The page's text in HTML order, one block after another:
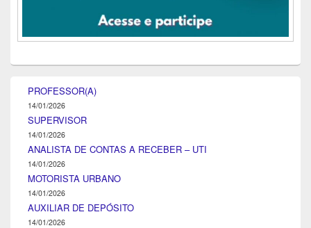
PROFESSOR(A)
14/01/2026
SUPERVISOR
14/01/2026
ANALISTA DE CONTAS A RECEBER – UTI
14/01/2026
MOTORISTA URBANO
14/01/2026
AUXILIAR DE DEPÓSITO
14/01/2026